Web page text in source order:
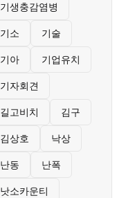
기생충감염병
기소 기술
기아 기업유치
기자회견
길고비치 김구
김상호 낙상
난동 난폭
낫소카운티